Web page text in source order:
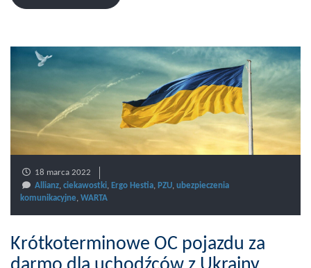
18 marca 2022
Allianz, ciekawostki, Ergo Hestia, PZU, ubezpieczenia
komunikacyjne, WARTA
Krótkoterminowe OC pojazdu za